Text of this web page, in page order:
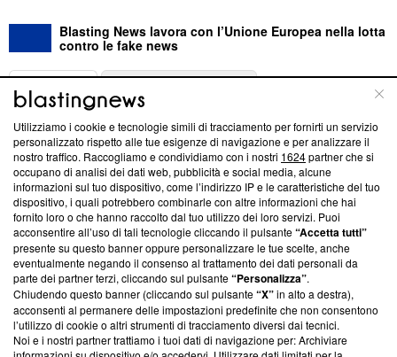
Blasting News lavora con l’Unione Europea nella lotta
contro le fake news
ABOUT
Questa sezione offre informazioni trasparenti su Blasting
News, sui nostri processi editoriali e su come ci impegniamo a
creare news di qualità. Inoltre, afferma la nostra aderenza a
‘Trust Project - News with Integrity’Blasting News non è
ancora membro del programma, ma ha richiesto di farne
parte; Trust Project non ha ancora effettuato una verifica di
conformità agli standard.
Su di noi
Team editoriale
Corporate
Utilizziamo i cookie e tecnologie simili di tracciamento per fornirti un servizio
personalizzato rispetto alle tue esigenze di navigazione e per analizzare il
nostro traffico. Raccogliamo e condividiamo con i nostri 1624partner che si
occupano di analisi dei dati web, pubblicità e social media, alcune
informazioni sul tuo dispositivo, come l’indirizzo IP e le caratteristiche del tuo
dispositivo, i quali potrebbero combinarle con altre informazioni che hai
fornito loro o che hanno raccolto dal tuo utilizzo dei loro servizi. Puoi
acconsentire all’uso di tali tecnologie cliccando il pulsante“Accetta tutti”
presente su questo banner oppure personalizzare le tue scelte, anche
eventualmente negando il consenso al trattamento dei dati personali da
parte dei partner terzi, cliccando sul pulsante“Personalizza”.
Chiudendo questo banner (cliccando sul pulsante“X”in alto a destra),
acconsenti al permanere delle impostazioni predefinite che non consentono
l’utilizzo di cookie o altri strumenti di tracciamento diversi dai tecnici.
Noi e i nostri partner trattiamo i tuoi dati di navigazione per: Archiviare